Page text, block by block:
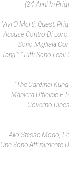
(24 Anni In
Vivi O Morti, Questi
Accuse Contro Di Loro
Sono Migliaia
Tang”; “tutti Sono
“The Cardinal
Maniera Ufficiale E
Governo
Allo Stesso Modo,
Che Sono Attualmente